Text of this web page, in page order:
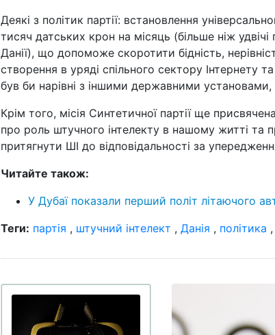
Деякі з політик партії: встановлення
тисяч датських крон на місяць (більше ніж
Данії), що допоможе скоротити бідність,
створення в уряді спільного сектору Інтернету
був би нарівні з іншими державними
Крім того, місія Синтетичної партії ще
про роль штучного інтелекту в нашому житті та
притягнути ШІ до відповідальності за
Читайте також:
У Дубаї показали перший політ літаючого
Теги: партія , штучний інтелект , Данія , політика ,